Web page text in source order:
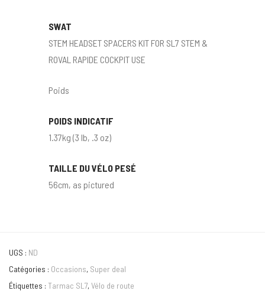
SWAT
STEM HEADSET SPACERS KIT FOR SL7 STEM &
ROVAL RAPIDE COCKPIT USE
Poids
POIDS INDICATIF
1.37kg (3 lb, .3 oz)
TAILLE DU VÉLO PESÉ
56cm, as pictured
UGS : ND
Catégories : Occasions, Super deal
Étiquettes : Tarmac SL7, Vélo de route